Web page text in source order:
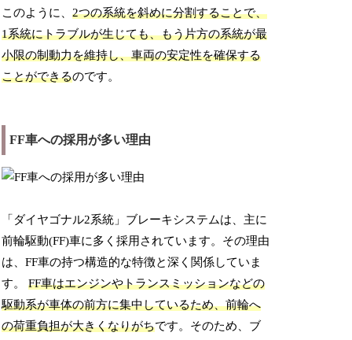
このように、2つの系統を斜めに分割することで、
1系統にトラブルが生じても、もう片方の系統が最
小限の制動力を維持し、車両の安定性を確保する
ことができるのです。
FF車への採用が多い理由
「ダイヤゴナル2系統」ブレーキシステムは、主に
前輪駆動(FF)車に多く採用されています。その理由
は、FF車の持つ構造的な特徴と深く関係していま
す。FF車はエンジンやトランスミッションなどの
駆動系が車体の前方に集中しているため、前輪へ
の荷重負担が大きくなりがちです。そのため、ブ